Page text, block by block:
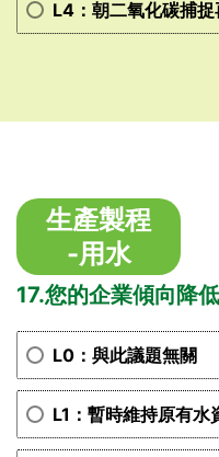
L4：朝二氧化碳捕
生產製程
-用水
17.您的企業傾向降
L0：與此議題無關
L1：暫時維持原有水